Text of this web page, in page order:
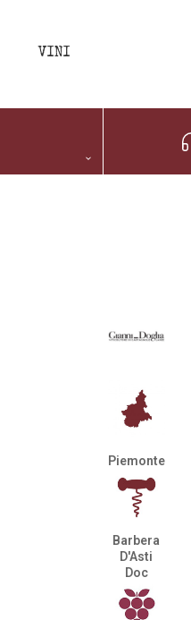
VINI
Piemonte
Barbera
D'Asti
Doc